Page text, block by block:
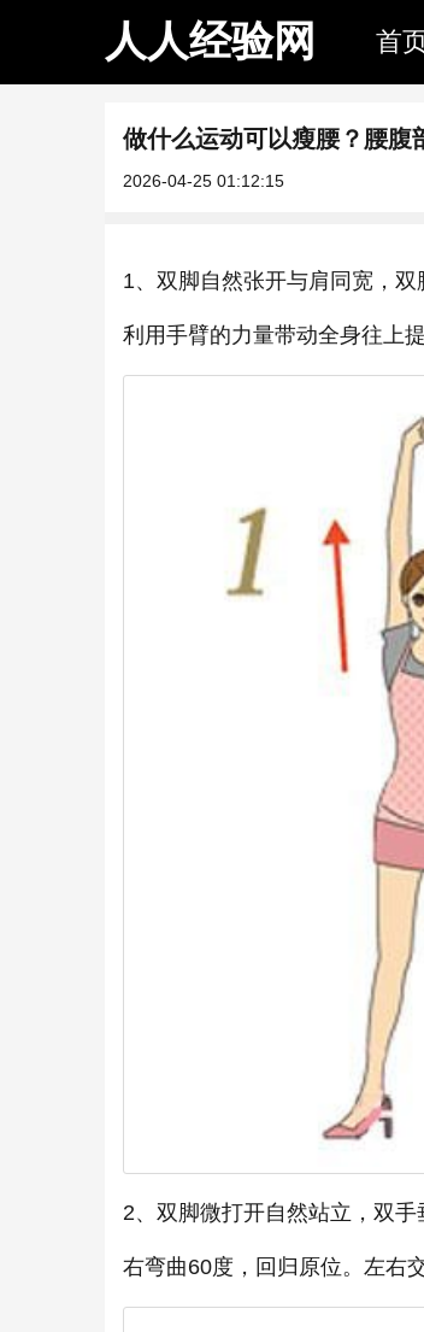
人人经验网 首
做什么运动可以瘦腰？腰腹
2026-04-25 01:12:15
1、双脚自然张开与肩同宽，
利用手臂的力量带动全身往上
2、双脚微打开自然站立，双
右弯曲60度，回归原位。左右